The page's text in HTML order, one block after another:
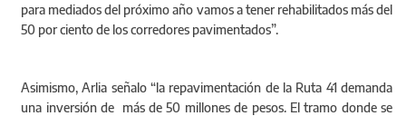
para mediados del próximo año vamos a tener rehabilitados más del
50 por ciento de los corredores pavimentados”.
Asimismo, Arlia señalo “la repavimentación de la Ruta 41 demanda
una inversión de más de 50 millones de pesos. El tramo donde se